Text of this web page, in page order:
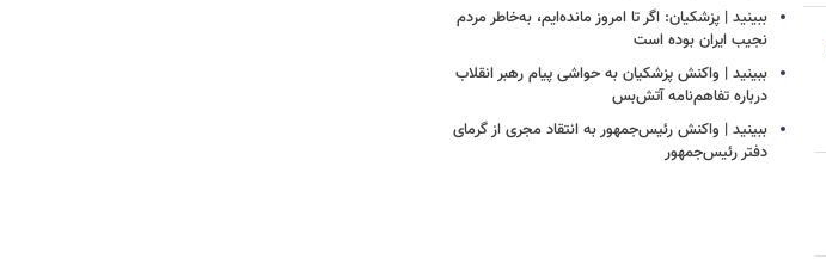
ببینید | پزشکیان: اگر تا امروز مانده‌ایم، به‌خاطر مردم
نجیب ایران بوده است
ببینید | واکنش پزشکیان به حواشی پیام رهبر انقلاب
درباره تفاهم‌نامه آتش‌بس
ببینید | واکنش رئیس‌جمهور به انتقاد مجری از گرمای
دفتر رئیس‌جمهور